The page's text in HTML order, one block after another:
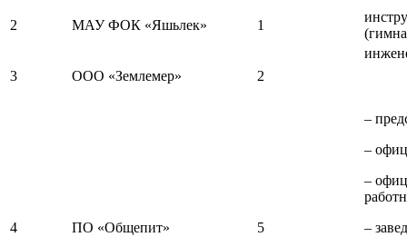
2 МАУ ФОК «Яшьлек» 1
3 ООО «Землемер» 2
4 ПО «Общепит» 5
–
–
–
–